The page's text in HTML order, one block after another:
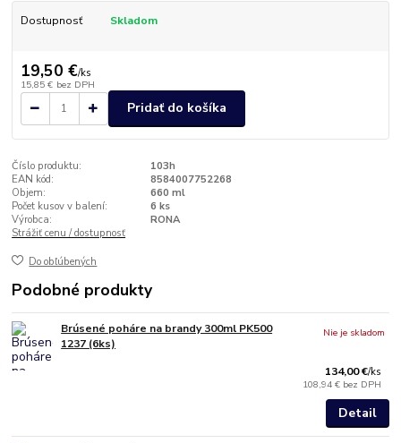
Dostupnosť Skladom
19,50 €/ks
15,85 € bez DPH
Pridať do košíka
Číslo produktu:
103h
EAN kód:
8584007752268
Objem:
660 ml
Počet kusov v balení:
6 ks
Výrobca:
RONA
Strážiť cenu / dostupnosť
Do obľúbených
Podobné produkty
Brúsené poháre na brandy 300ml PK500
1237 (6ks)
134,00 €/ks
108,94 € bez DPH
Nie je skladom
Detail